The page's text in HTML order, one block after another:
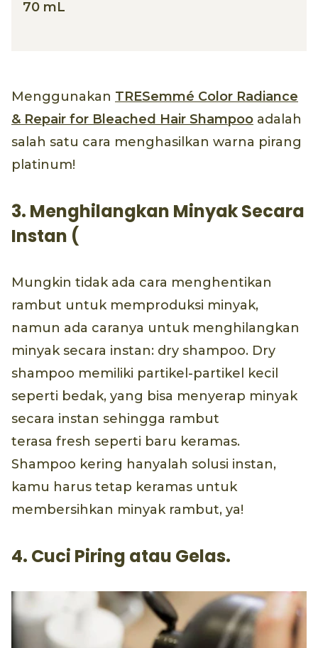
70 mL
Menggunakan TRESemmé Color Radiance
& Repair for Bleached Hair Shampoo adalah
salah satu cara menghasilkan warna pirang
platinum!
3. Menghilangkan Minyak Secara
Instan (
Mungkin tidak ada cara menghentikan
rambut untuk memproduksi minyak,
namun ada caranya untuk menghilangkan
minyak secara instan: dry shampoo. Dry
shampoo memiliki partikel-partikel kecil
seperti bedak, yang bisa menyerap minyak
secara instan sehingga rambut
terasa fresh seperti baru keramas.
Shampoo kering hanyalah solusi instan,
kamu harus tetap keramas untuk
membersihkan minyak rambut, ya!
4. Cuci Piring atau Gelas.